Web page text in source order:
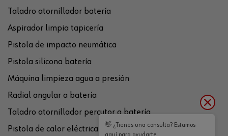
Taladro atornillador batería
Aspirador limpia tapicería
Pistola de impacto neumática
Pistola silicona batería
Máquina limpieza agua a presión
Radial angular a batería
Taladro atornillador percutor a batería
Pistola de calor eléctrica
👋 ¿Tienes una consulta? Estamos